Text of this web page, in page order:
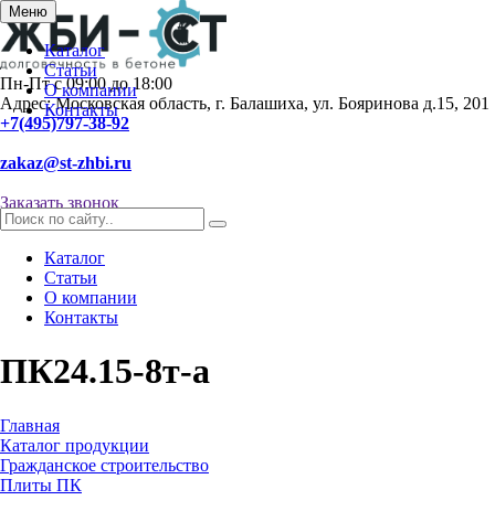
Меню
Каталог
Статьи
О компании
Контакты
Пн-Пт с 09:00 до 18:00
Адрес: Московская область, г. Балашиха, ул. Бояринова д.15, 201
+7(495)797-38-92
zakaz@st-zhbi.ru
Заказать звонок
Каталог
Статьи
О компании
Контакты
ПК24.15-8т-а
Главная
Каталог продукции
Гражданское строительство
Плиты ПК